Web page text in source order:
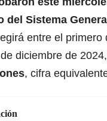
del Sistema
entre el primero
diciembre de
, cifra